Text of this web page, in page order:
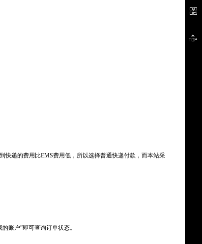
快递的费用比EMS费用低，所以选择普通快递付款，而本站采
账户”即可查询订单状态。